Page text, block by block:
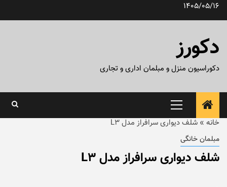
پرش1405/05/16
دکورز
دکوراسیون منزل و مبلمان اداری و تجاری
منوی
اصلی
خانه » شلف دیواری سرافراز مدل L3
مبلمان خانگی
شلف دیواری سرافراز مدل L3